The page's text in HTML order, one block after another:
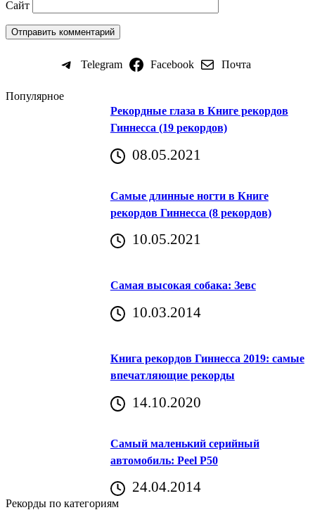
Сайт
Telegram Facebook Почта
Популярное
Рекордные глаза в Книге рекордов
Гиннесса (19 рекордов)
08.05.2021
Самые длинные ногти в Книге
рекордов Гиннесса (8 рекордов)
10.05.2021
Самая высокая собака: Зевс
10.03.2014
Книга рекордов Гиннесса 2019: самые
впечатляющие рекорды
14.10.2020
Самый маленький серийный
автомобиль: Peel P50
24.04.2014
Рекорды по категориям